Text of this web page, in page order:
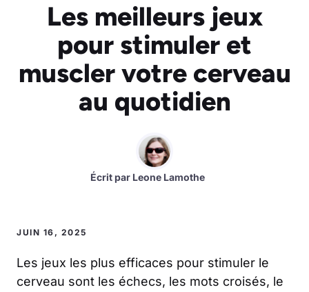
Les meilleurs jeux
pour stimuler et
muscler votre cerveau
au quotidien
Écrit par Leone Lamothe
JUIN 16, 2025
Les jeux les plus efficaces pour stimuler le
cerveau sont les échecs, les mots croisés, le